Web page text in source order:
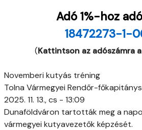
Adó 1%-hoz
18472273-1-
(Kattintson az adószámra
Novemberi kutyás tréning
Tolna Vármegyei Rendőr-
2025. 11. 13., cs - 13:09
Dunaföldváron tartották meg a
vármegyei kutyavezetők képzését.